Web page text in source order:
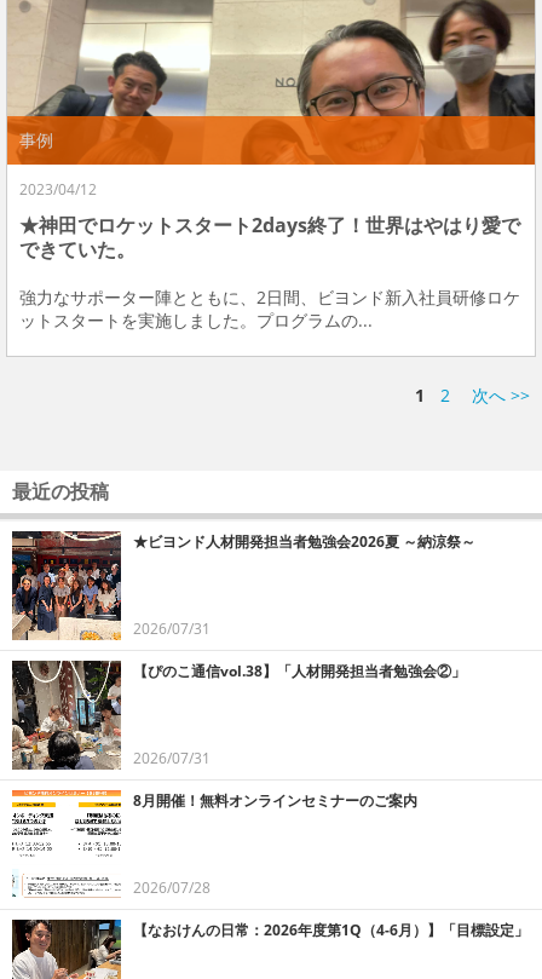
事例
2023/04/12
★神田でロケットスタート2days終了！世界はやはり愛で
できていた。
強力なサポーター陣とともに、2日間、ビヨンド新入社員研修ロケ
ットスタートを実施しました。プログラムの...
1 2 次へ >>
最近の投稿
★ビヨンド人材開発担当者勉強会2026夏 ～納涼祭～
2026/07/31
【ぴのこ通信vol.38】「人材開発担当者勉強会②」
2026/07/31
8月開催！無料オンラインセミナーのご案内
2026/07/28
【なおけんの日常：2026年度第1Q（4-6月）】「目標設定」